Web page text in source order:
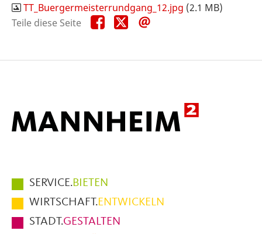
TT_Buergermeisterrundgang_12.jpg (2.1 MB)
Teile diese Seite
Teile
diese
Teile
diese
Hauptmenüpunkte
im
Fußbereich
der
SERVICE.BIETEN
WIRTSCHAFT.ENTWICKELN
STADT.GESTALTEN